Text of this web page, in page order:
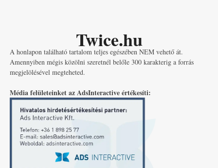
Twice.hu
A honlapon található tartalom teljes egészében NEM vehető át.
Amennyiben mégis közölni szeretnél belőle 300 karakterig a forrás
megjelölésével megteheted.
Média felületeinket az AdsInteractive értékesíti: